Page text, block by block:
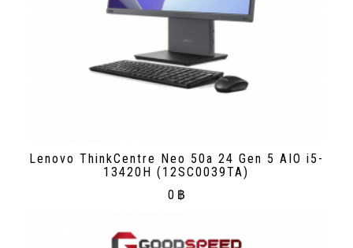
Lenovo ThinkCentre Neo 50a 24 Gen 5 AIO i5-
13420H (12SC0039TA)
0 ฿